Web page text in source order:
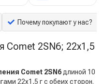
Почему покупают у нас?
Comet 2SN6; 22х1,5
Comet 2SN6 длиной 10
22х1,5 г с обеих сторон.